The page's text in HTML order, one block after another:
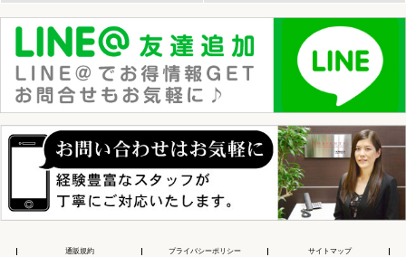
通販規約 プライバシーポリシー サイトマップ